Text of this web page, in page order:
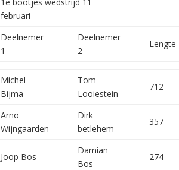
februari
Deelnemer
1
Deelnemer
2
Lengte
Michel
Bijma
Tom
Looiestein
712
Arno
Wijngaarden
Dirk
betlehem
357
Joop Bos
Damian
Bos
274